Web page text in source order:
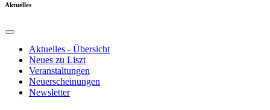
Aktuelles
Aktuelles - Übersicht
Neues zu Liszt
Veranstaltungen
Neuerscheinungen
Newsletter